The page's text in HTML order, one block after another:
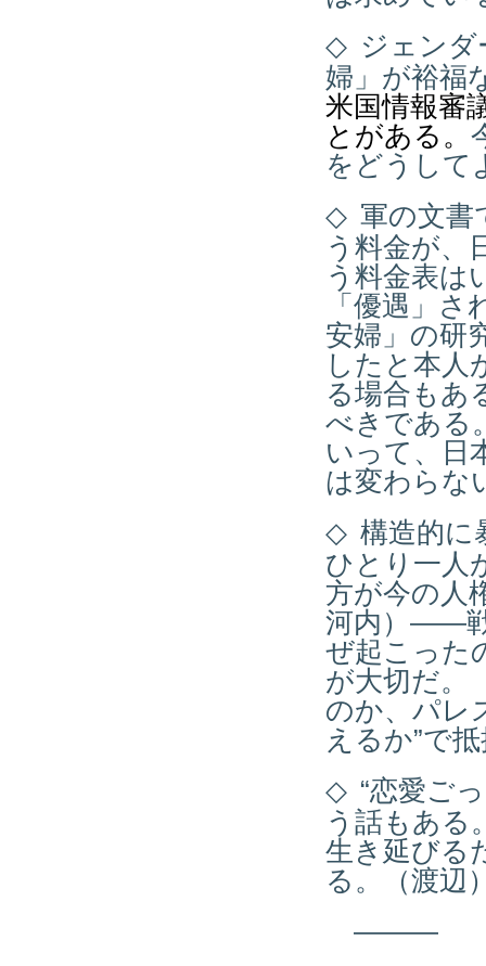
◇ ジェンダ
婦」が裕福
米国情報審
とがある。
をどうして
◇ 軍の文書
う料金が、
う料金表は
「優遇」
安婦」の研
したと本人
る場合もあ
べきである
いって、日
は変わらな
◇ 構造的に
ひとり一人
方が今の人
河内）――戦
ぜ起こった
が大切だ。
のか、パレ
えるか”で
◇ “恋愛ご
う話もある
生き延びる
る。（渡辺
―――